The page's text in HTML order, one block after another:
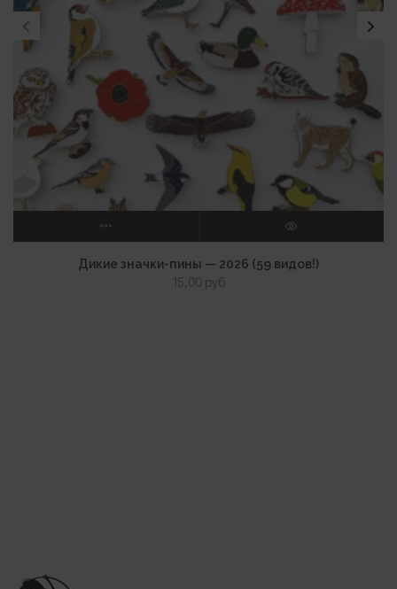
ВЫБЕРИТЕ ПАРАМЕТРЫ ПРОСМОТР
Дикие значки-пины — 2026 (59 видов!)
15,00 руб